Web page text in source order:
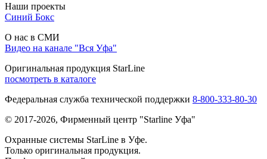
Наши проекты
Синий Бокс
О нас в СМИ
Видео на канале "Вся Уфа"
Оригинальная продукция StarLine
посмотреть в каталоге
Федеральная служба технической поддержки 8-800-333-80-30
© 2017-2026, Фирменный центр "Starline Уфа"
Охранные системы StarLine в Уфе.
Только оригинальная продукция.